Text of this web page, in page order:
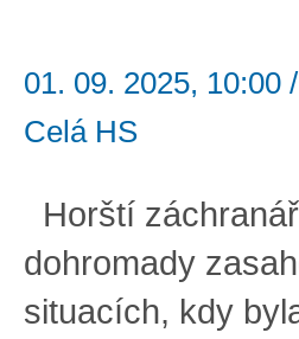
01. 09. 2025, 10:00 /
Celá HS
Horští
dohromady
situacích, kdy